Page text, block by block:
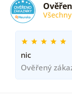
nic
Ověřený